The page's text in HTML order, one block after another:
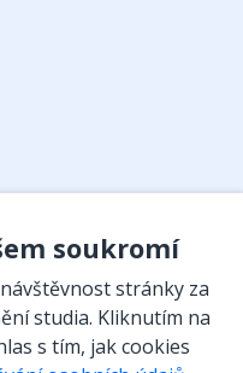
kódem
soukromí
stránky za
studia. Kliknutím na
s tím, jak cookies